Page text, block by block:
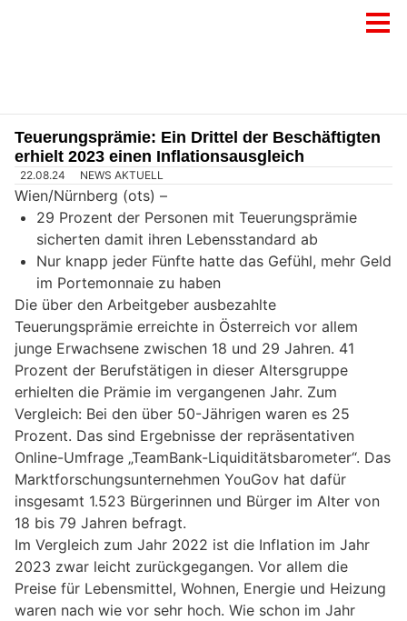
Teuerungsprämie: Ein Drittel der Beschäftigten
erhielt 2023 einen Inflationsausgleich
22.08.24 NEWS AKTUELL
Wien/Nürnberg (ots) –
29 Prozent der Personen mit Teuerungsprämie
sicherten damit ihren Lebensstandard ab
Nur knapp jeder Fünfte hatte das Gefühl, mehr Geld
im Portemonnaie zu haben
Die über den Arbeitgeber ausbezahlte
Teuerungsprämie erreichte in Österreich vor allem
junge Erwachsene zwischen 18 und 29 Jahren. 41
Prozent der Berufstätigen in dieser Altersgruppe
erhielten die Prämie im vergangenen Jahr. Zum
Vergleich: Bei den über 50-Jährigen waren es 25
Prozent. Das sind Ergebnisse der repräsentativen
Online-Umfrage „TeamBank-Liquiditätsbarometer“. Das
Marktforschungsunternehmen YouGov hat dafür
insgesamt 1.523 Bürgerinnen und Bürger im Alter von
18 bis 79 Jahren befragt.
Im Vergleich zum Jahr 2022 ist die Inflation im Jahr
2023 zwar leicht zurückgegangen. Vor allem die
Preise für Lebensmittel, Wohnen, Energie und Heizung
waren nach wie vor sehr hoch. Wie schon im Jahr